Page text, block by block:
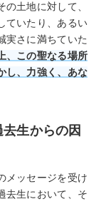
の土地に対して、
ていたり、あるい
実さに満ちていた
、この聖なる場所
し、力強く、あな
生からの因
メッセージを受け
去生において、そ